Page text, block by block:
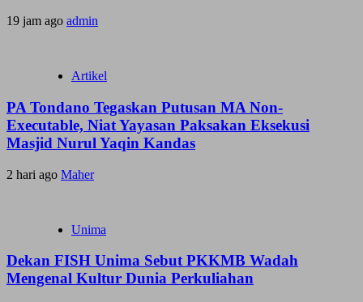
19 jam ago admin
Artikel
PA Tondano Tegaskan Putusan MA Non-
Executable, Niat Yayasan Paksakan Eksekusi
Masjid Nurul Yaqin Kandas
2 hari ago Maher
Unima
Dekan FISH Unima Sebut PKKMB Wadah
Mengenal Kultur Dunia Perkuliahan